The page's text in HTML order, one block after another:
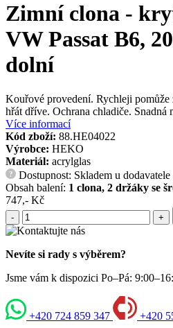
Zimní clona -
VW Passat B6,
dolní
Kouřové provedení. Rychleji pomůže
hřát dříve. Ochrana chladiče. Snadná
Více informací
Kód zboží: 88.HE04022
Výrobce: HEKO
Materiál: acrylglas
?
Dostupnost: Skladem u
Obsah balení: 1 clona, 2 držáky se
747,- Kč
- +
Nevíte si rady s výběrem?
Jsme vám k dispozici Po–Pá:
+420 724 859 347 +420